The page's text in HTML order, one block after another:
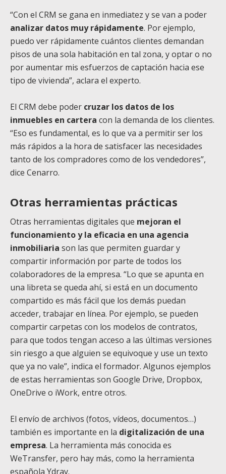
“Con el CRM se gana en inmediatez y se van a poder
analizar datos muy rápidamente. Por ejemplo,
puedo ver rápidamente cuántos clientes demandan
pisos de una sola habitación en tal zona, y optar o no
por aumentar mis esfuerzos de captación hacia ese
tipo de vivienda”, aclara el experto.
El CRM debe poder cruzar los datos de los
inmuebles en cartera con la demanda de los clientes.
“Eso es fundamental, es lo que va a permitir ser los
más rápidos a la hora de satisfacer las necesidades
tanto de los compradores como de los vendedores”,
dice Cenarro.
Otras herramientas prácticas
Otras herramientas digitales que mejoran el
funcionamiento y la eficacia en una agencia
inmobiliaria son las que permiten guardar y
compartir información por parte de todos los
colaboradores de la empresa. “Lo que se apunta en
una libreta se queda ahí, si está en un documento
compartido es más fácil que los demás puedan
acceder, trabajar en línea. Por ejemplo, se pueden
compartir carpetas con los modelos de contratos,
para que todos tengan acceso a las últimas versiones
sin riesgo a que alguien se equivoque y use un texto
que ya no vale”, indica el formador. Algunos ejemplos
de estas herramientas son Google Drive, Dropbox,
OneDrive o iWork, entre otros.
El envío de archivos (fotos, vídeos, documentos…)
también es importante en la digitalización de una
empresa. La herramienta más conocida es
WeTransfer, pero hay más, como la herramienta
española Ydray.